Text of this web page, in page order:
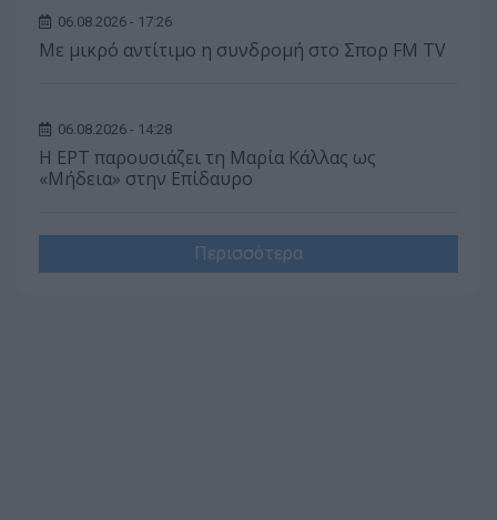
06.08.2026 - 17:26
Με μικρό αντίτιμο η συνδρομή στο Σπορ FM TV
06.08.2026 - 14:28
Η ΕΡΤ παρουσιάζει τη Μαρία Κάλλας ως
«Μήδεια» στην Επίδαυρο
Περισσότερα